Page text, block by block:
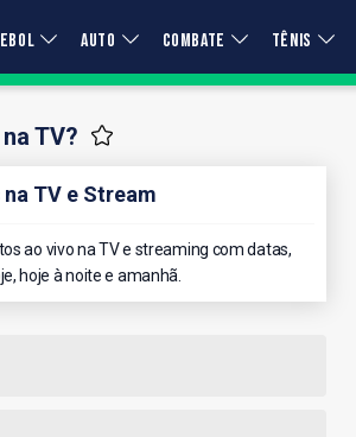
AUTO COMBATE TÊNIS
TV?
TV e Stream
ao vivo na TV e streaming com datas,
hoje à noite e amanhã.